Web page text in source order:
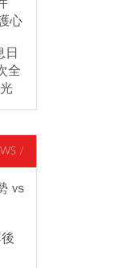
心
全
/
vs